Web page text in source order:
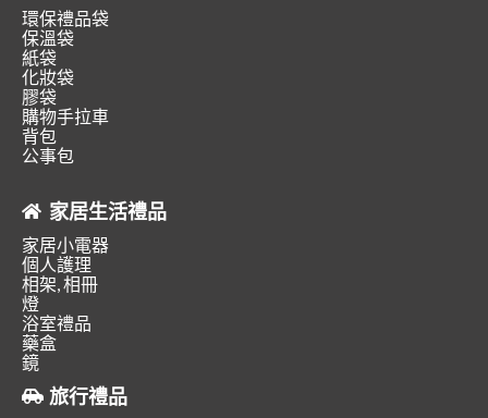
環保禮品袋
保溫袋
紙袋
化妝袋
膠袋
購物手拉車
背包
公事包
家居生活禮品
家居小電器
個人護理
相架, 相冊
燈
浴室禮品
藥盒
鏡
旅行禮品